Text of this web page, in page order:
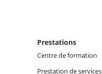
Prestations
Centre de formation
Prestation de services